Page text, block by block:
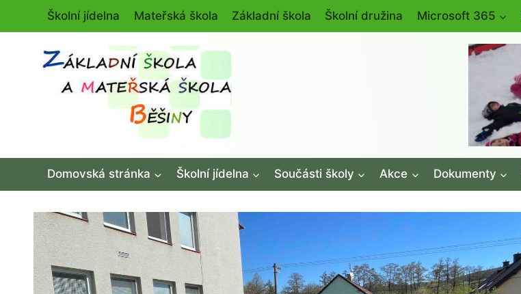
Přeskočit
Školní jídelna Mateřská škola Základní škola Školní družina Microsoft 365
Domovská stránka Školní jídelna Součásti školy Akce Dokumenty